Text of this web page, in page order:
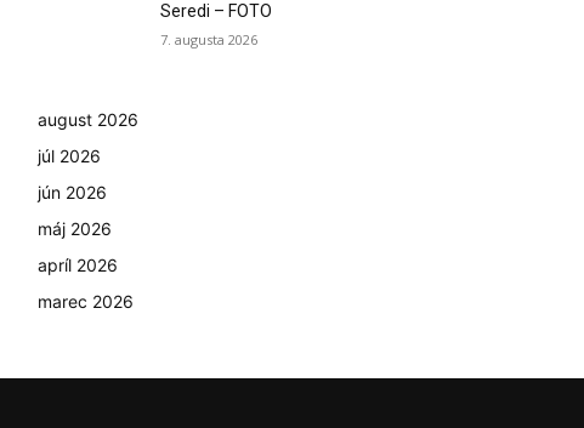
Seredi – FOTO
7. augusta 2026
august 2026
júl 2026
jún 2026
máj 2026
apríl 2026
marec 2026